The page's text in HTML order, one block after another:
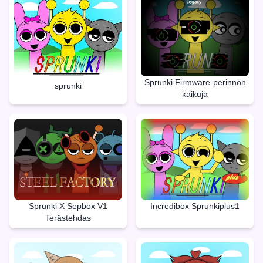
sprunki
Sprunki Firmware-perinnön
kaikuja
Sprunki X Sepbox V1
Terästehdas
Incredibox Sprunkiplus1